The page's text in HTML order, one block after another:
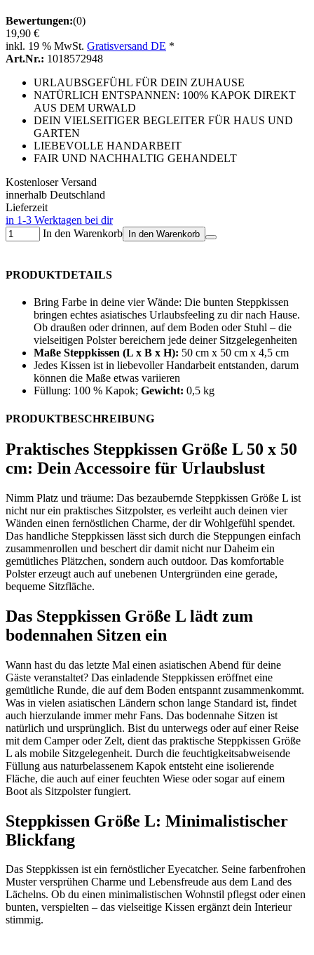
Bewertungen:(0)
19,90 €
inkl. 19 % MwSt. Gratisversand DE *
Art.Nr.: 1018572948
URLAUBSGEFÜHL FÜR DEIN ZUHAUSE
NATÜRLICH ENTSPANNEN: 100% KAPOK DIREKT
AUS DEM URWALD
DEIN VIELSEITIGER BEGLEITER FÜR HAUS UND
GARTEN
LIEBEVOLLE HANDARBEIT
FAIR UND NACHHALTIG GEHANDELT
Kostenloser Versand
innerhalb Deutschland
Lieferzeit
in 1-3 Werktagen bei dir
In den Warenkorb
In den Warenkorb
PRODUKTDETAILS
Bring Farbe in deine vier Wände: Die bunten Steppkissen
bringen echtes asiatisches Urlaubsfeeling zu dir nach Hause.
Ob draußen oder drinnen, auf dem Boden oder Stuhl – die
vielseitigen Polster bereichern jede deiner Sitzgelegenheiten
Maße Steppkissen (L x B x H): 50 cm x 50 cm x 4,5 cm
Jedes Kissen ist in liebevoller Handarbeit entstanden, darum
können die Maße etwas variieren
Füllung: 100 % Kapok; Gewicht: 0,5 kg
PRODUKTBESCHREIBUNG
Praktisches Steppkissen Größe L 50 x 50
cm: Dein Accessoire für Urlaubslust
Nimm Platz und träume: Das bezaubernde Steppkissen Größe L ist
nicht nur ein praktisches Sitzpolster, es verleiht auch deinen vier
Wänden einen fernöstlichen Charme, der dir Wohlgefühl spendet.
Das handliche Steppkissen lässt sich durch die Steppungen einfach
zusammenrollen und beschert dir damit nicht nur Daheim ein
gemütliches Plätzchen, sondern auch outdoor. Das komfortable
Polster erzeugt auch auf unebenen Untergründen eine gerade,
bequeme Sitzfläche.
Das Steppkissen Größe L lädt zum
bodennahen Sitzen ein
Wann hast du das letzte Mal einen asiatischen Abend für deine
Gäste veranstaltet? Das einladende Steppkissen eröffnet eine
gemütliche Runde, die auf dem Boden entspannt zusammenkommt.
Was in vielen asiatischen Ländern schon lange Standard ist, findet
auch hierzulande immer mehr Fans. Das bodennahe Sitzen ist
natürlich und ursprünglich. Bist du unterwegs oder auf einer Reise
mit dem Camper oder Zelt, dient das praktische Steppkissen Größe
L als mobile Sitzgelegenheit. Durch die feuchtigkeitsabweisende
Füllung aus naturbelassenem Kapok entsteht eine isolierende
Fläche, die auch auf einer feuchten Wiese oder sogar auf einem
Boot als Sitzpolster fungiert.
Steppkissen Größe L: Minimalistischer
Blickfang
Das Steppkissen ist ein fernöstlicher Eyecatcher. Seine farbenfrohen
Muster versprühen Charme und Lebensfreude aus dem Land des
Lächelns. Ob du einen minimalistischen Wohnstil pflegst oder einen
bunten, verspielten – das vielseitige Kissen ergänzt dein Interieur
stimmig.